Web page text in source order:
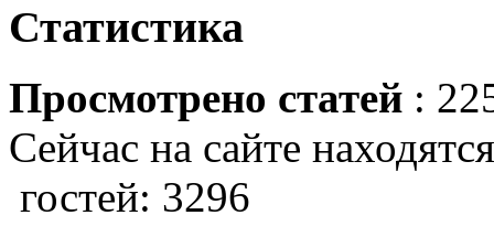
Статистика
Просмотрено статей :
Сейчас на сайте
гостей: 3296